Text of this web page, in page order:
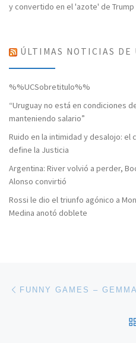
y convertido en el 'azote' de Trump
ÚLTIMAS NOTICIAS DE
%%UCSobretitulo%%
“Uruguay no está en condiciones
manteniendo salario”
Ruido en la intimidad y desalojo:
define la Justicia
Argentina: River volvió a perder,
Alonso convirtió
Rossi le dio el triunfo agónico a
Medina anotó doblete
Navegación de
FUNNY GAMES –